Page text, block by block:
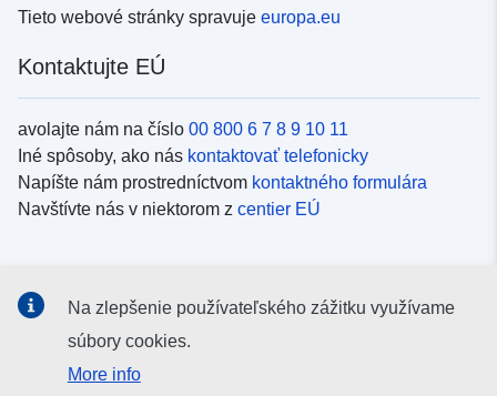
Tieto webové stránky spravuje europa.eu
Kontaktujte EÚ
avolajte nám na číslo 00 800 6 7 8 9 10 11
Iné spôsoby, ako nás kontaktovať telefonicky
Napíšte nám prostredníctvom kontaktného formulára
Navštívte nás v niektorom z centier EÚ
Kanály EÚ nasociálnych médiách
Na zlepšenie používateľského zážitku využívame
súbory cookies.
More info